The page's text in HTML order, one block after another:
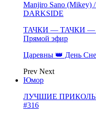
Manjiro Sano (Mikey)
DARKSIDE
ТАЧКИ — ТАЧКИ —
Прямой эфир
Царевны 👑 День
Prev Next
Юмор
ЛУЧШИЕ ПРИКОЛЫ
#316